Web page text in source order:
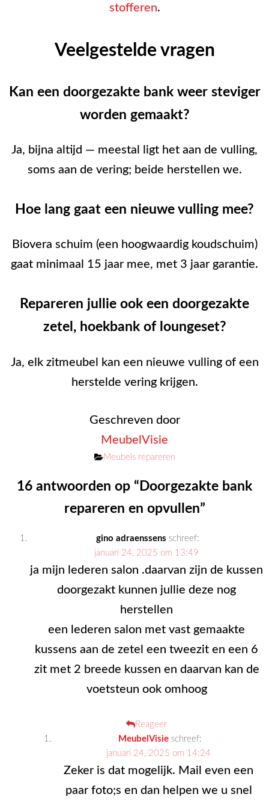
stofferen.
Veelgestelde vragen
Kan een doorgezakte bank weer steviger
worden gemaakt?
Ja, bijna altijd — meestal ligt het aan de vulling,
soms aan de vering; beide herstellen we.
Hoe lang gaat een nieuwe vulling mee?
Biovera schuim (een hoogwaardig koudschuim)
gaat minimaal 15 jaar mee, met 3 jaar garantie.
Repareren jullie ook een doorgezakte
zetel, hoekbank of loungeset?
Ja, elk zitmeubel kan een nieuwe vulling of een
herstelde vering krijgen.
Geschreven door
MeubelVisie
Categorieën
Meubels repareren
16 antwoorden op “Doorgezakte bank
repareren en opvullen”
gino adraenssens schreef:
januari 24, 2025 om 13:49
ja mijn lederen salon .daarvan zijn de kussen
doorgezakt kunnen jullie deze nog
herstellen
een lederen salon met vast gemaakte
kussens aan de zetel een tweezit en een 6
zit met 2 breede kussen en daarvan kan de
voetsteun ook omhoog
Reageer
MeubelVisie schreef:
januari 24, 2025 om 14:24
Zeker is dat mogelijk. Mail even een
paar foto;s en dan helpen we u snel